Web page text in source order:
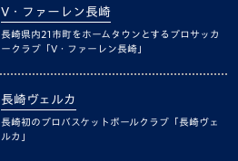
V・ファーレン長崎
長崎県内21市町をホームタウンとするプロサッカ
ークラブ「V・ファーレン長崎」
長崎ヴェルカ
長崎初のプロバスケットボールクラブ「長崎ヴェ
ルカ」